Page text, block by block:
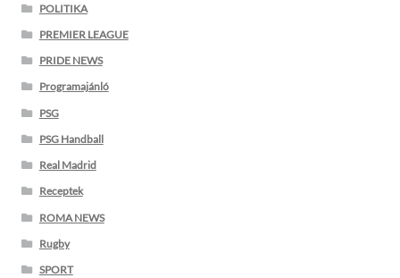
POLITIKA
PREMIER LEAGUE
PRIDE NEWS
Programajánló
PSG
PSG Handball
Real Madrid
Receptek
ROMA NEWS
Rugby
SPORT